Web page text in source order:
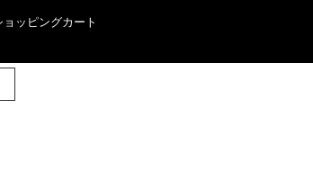
ョッピングカート